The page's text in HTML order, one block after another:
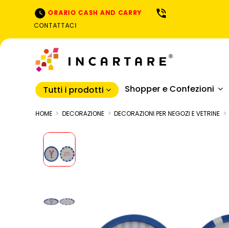
ORARIO CASH AND CARRY
CONTATTACI
Tutti i prodotti Shopper e Confezioni
HOME DECORAZIONE DECORAZIONI PER NEGOZI E VETRINE